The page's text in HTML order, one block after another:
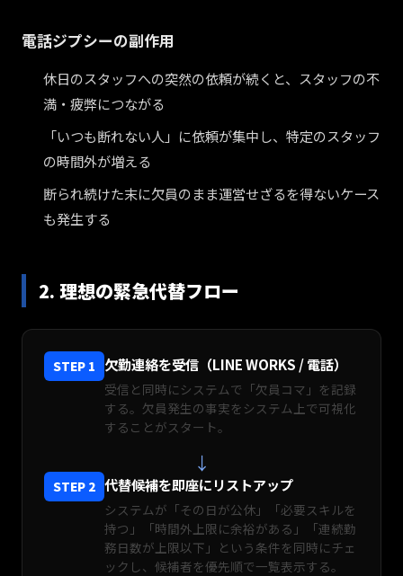
電話ジプシーの副作用
休日のスタッフへの突然の依頼が続くと、スタッフの不
満・疲弊につながる
「いつも断れない人」に依頼が集中し、特定のスタッフ
の時間外が増える
断られ続けた末に欠員のまま運営せざるを得ないケース
も発生する
2. 理想の緊急代替フロー
STEP 1 欠勤連絡を受信（LINE WORKS / 電話）
受信と同時にシステムで「欠員コマ」を記録
する。欠員発生の事実をシステム上で可視化
することがスタート。
↓
STEP 2 代替候補を即座にリストアップ
システムが「その日が公休」「必要スキルを
持つ」「時間外上限に余裕がある」「連続勤
務日数が上限以下」という条件を同時にチェ
ックし、候補者を優先順で一覧表示する。